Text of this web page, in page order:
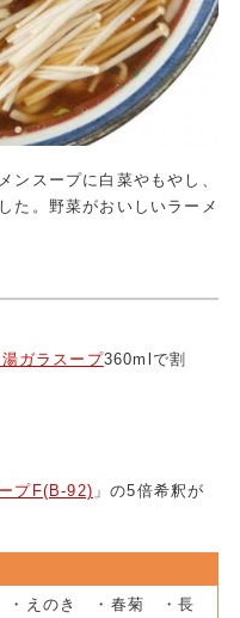
ンスープに白菜やもやし、
た。野菜がおいしいラーメ
ガラスープ360mlで割
プF(B-92) 」の5倍希釈が
・えのき ・春菊 ・長